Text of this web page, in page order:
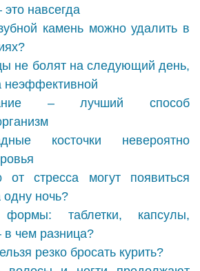
навсегда
камень можно удалить в
не болят на следующий день,
неэффективной
– лучший способ
косточки невероятно
стресса могут появиться
ночь?
формы: таблетки, капсулы,
в чем разница?
резко бросать курить?